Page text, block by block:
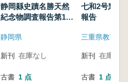
静岡縣史蹟名勝天然
紀念物調査報告第10
静岡県
新刊 在庫なし
古書 1 点
七和2号窯址
報告
三重県教育委
新刊 在庫なし
古書 1 点